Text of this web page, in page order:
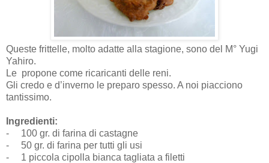
Queste frittelle, molto adatte alla stagione, sono del M° Yugi
Yahiro.
Le propone come ricaricanti delle reni.
Gli credo e d’inverno le preparo spesso. A noi piacciono
tantissimo.
Ingredienti:
-
100 gr. di farina di castagne
-
50 gr. di farina per tutti gli usi
-
1 piccola cipolla bianca tagliata a filetti